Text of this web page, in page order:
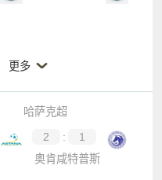
更多
哈萨克超
2 :
1
奥肯咸特普斯